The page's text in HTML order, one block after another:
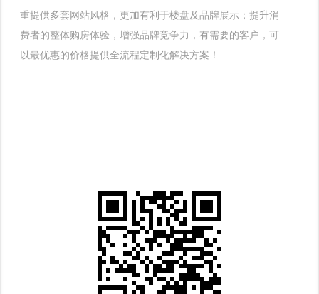
重提供多套网站风格，更加有利于楼盘及品牌展示；提升消
费者的整体购房体验，增强品牌竞争力，有需要的客户，可
以最优惠的价格提供全流程定制化解决方案！